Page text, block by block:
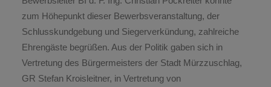
zum Höhepunkt dieser Bewerbsveranstaltung, der
Schlusskundgebung und Siegerverkündung, zahlreiche
Ehrengäste begrüßen. Aus der Politik gaben sich in
Vertretung des Bürgermeisters der Stadt Mürzzuschlag,
GR Stefan Kroisleitner, in Vertretung von